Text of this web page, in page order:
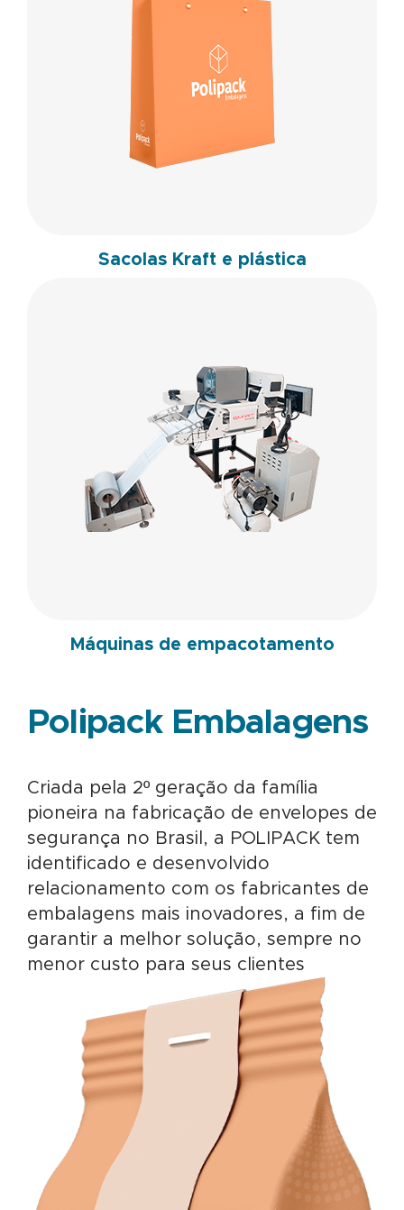
Sacolas Kraft e plástica
Máquinas de empacotamento
Polipack Embalagens
Criada pela 2º geração da família
pioneira na fabricação de envelopes de
segurança no Brasil, a POLIPACK tem
identificado e desenvolvido
relacionamento com os fabricantes de
embalagens mais inovadores, a fim de
garantir a melhor solução, sempre no
menor custo para seus clientes